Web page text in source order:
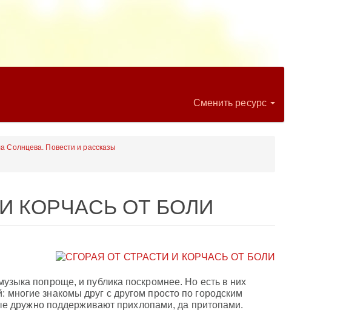
Сменить ресурс
Солнцева. Повести и рассказы
КОРЧАСЬ ОТ БОЛИ
попроще, и публика поскромнее. Но есть в них
знакомы друг с другом просто по городским
дружно поддерживают прихлопами, да притопами.